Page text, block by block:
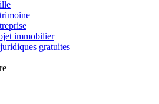
immobilier
gratuites